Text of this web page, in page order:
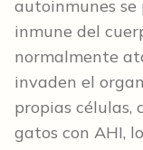
autoinmunes se
inmune del
normalmente
invaden el
propias células,
gatos con AHI,